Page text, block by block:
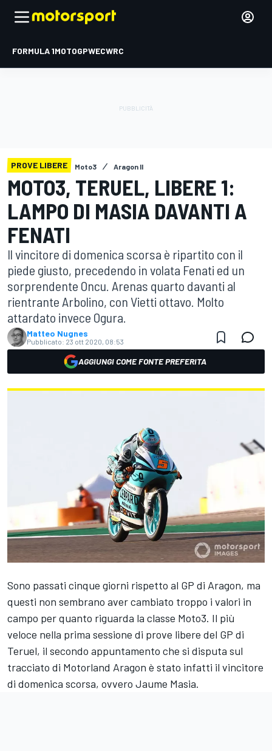
FORMULA 1MOTOGPWECWRC
PROVE LIBERE Moto3 Aragon II
MOTO3, TERUEL, LIBERE 1:
LAMPO DI MASIA DAVANTI A
FENATI
Il vincitore di domenica scorsa è ripartito con il
piede giusto, precedendo in volata Fenati ed un
sorprendente Oncu. Arenas quarto davanti al
rientrante Arbolino, con Vietti ottavo. Molto
attardato invece Ogura.
Matteo Nugnes
Pubblicato: 23 ott 2020, 08:53
AGGIUNGI COME FONTE PREFERITA
Sono passati cinque giorni rispetto al GP di Aragon, ma
questi non sembrano aver cambiato troppo i valori in
campo per quanto riguarda la classe Moto3. Il più
veloce nella prima sessione di prove libere del GP di
Teruel, il secondo appuntamento che si disputa sul
tracciato di Motorland Aragon è stato infatti il vincitore
di domenica scorsa, ovvero Jaume Masia.